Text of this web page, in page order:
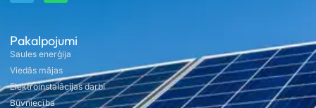
Pakalpojumi
Saules enerģija
Viedās mājas
Elektroinstalācijas darbi
Būvniecība